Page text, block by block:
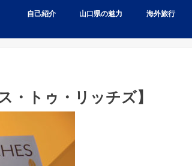
自己紹介 山口県の魅力 海外旅行
・トゥ・リッチズ】